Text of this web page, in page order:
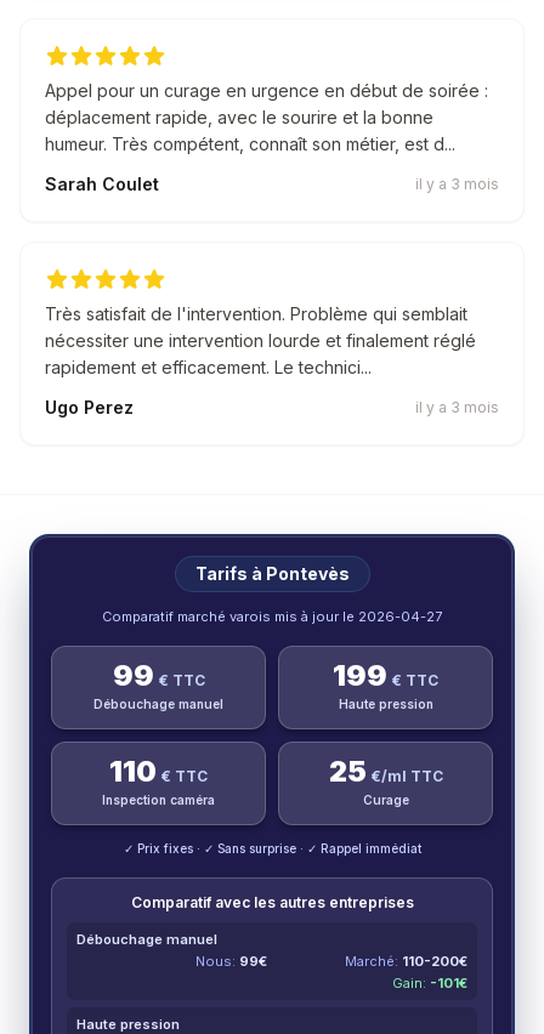
Appel pour un curage en urgence en début de soirée :
déplacement rapide, avec le sourire et la bonne
humeur. Très compétent, connaît son métier, est d...
Sarah Coulet
il y a 3 mois
Très satisfait de l'intervention. Problème qui semblait
nécessiter une intervention lourde et finalement réglé
rapidement et efficacement. Le technici...
Ugo Perez
il y a 3 mois
Tarifs à Pontevès
Comparatif marché varois mis à jour le 2026-04-27
99 € TTC
Débouchage manuel
199 € TTC
Haute pression
110 € TTC
Inspection caméra
25 €/ml TTC
Curage
✓ Prix fixes · ✓ Sans surprise · ✓ Rappel immédiat
Comparatif avec les autres entreprises
Débouchage manuel
Nous: 99€ Marché: 110-200€
Gain: -101€
Haute pression